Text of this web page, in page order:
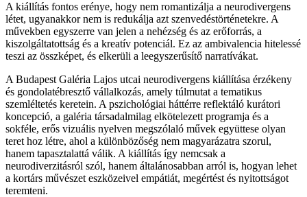
A kiállítás fontos erénye, hogy nem romantizálja a neurodivergens
létet, ugyanakkor nem is redukálja azt szenvedéstörténetekre. A
művekben egyszerre van jelen a nehézség és az erőforrás, a
kiszolgáltatottság és a kreatív potenciál. Ez az ambivalencia hitelessé
teszi az összképet, és elkerüli a leegyszerűsítő narratívákat.
A Budapest Galéria Lajos utcai neurodivergens kiállítása érzékeny
és gondolatébresztő vállalkozás, amely túlmutat a tematikus
szemléltetés keretein. A pszichológiai háttérre reflektáló kurátori
koncepció, a galéria társadalmilag elkötelezett programja és a
sokféle, erős vizuális nyelven megszólaló művek együttese olyan
teret hoz létre, ahol a különbözőség nem magyarázatra szorul,
hanem tapasztalattá válik. A kiállítás így nemcsak a
neurodiverzitásról szól, hanem általánosabban arról is, hogyan lehet
a kortárs művészet eszközeivel empátiát, megértést és nyitottságot
teremteni.